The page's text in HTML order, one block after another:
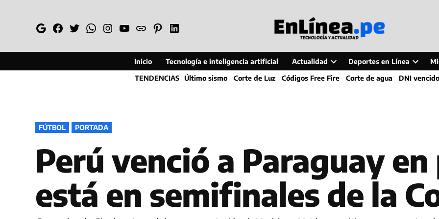
GoogleFacebook
TwitterWhatsapp
Instagram
YouTube
WebPinterestLinkedin
Inicio Tecnología e inteligencia artificial Actualidad
Open
dropdown
Deportes en Línea
Open
dropdown
TENDENCIAS Último sismo Corte de Luz Códigos Free Fire Corte de agua DNI vencido
PUBLICADO
EN
FÚTBOL PORTADA
Perú venció a Paraguay
está en semifinales de la